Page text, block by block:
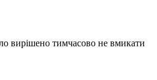
вирішено тимчасово не вмикати